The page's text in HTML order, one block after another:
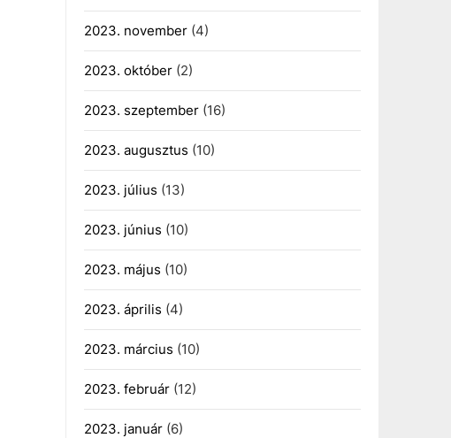
2023. november(4)
2023. október(2)
2023. szeptember(16)
2023. augusztus (10)
2023. július (13)
2023. június (10)
2023. május (10)
2023. április (4)
2023. március (10)
2023. február(12)
2023. január(6)